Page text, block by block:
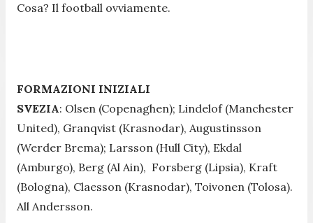
Cosa? Il football ovviamente.
FORMAZIONI INIZIALI
SVEZIA: Olsen (Copenaghen); Lindelof (Manchester
United), Granqvist (Krasnodar), Augustinsson
(Werder Brema); Larsson (Hull City), Ekdal
(Amburgo), Berg (Al Ain), Forsberg (Lipsia), Kraft
(Bologna), Claesson (Krasnodar), Toivonen (Tolosa).
All Andersson.